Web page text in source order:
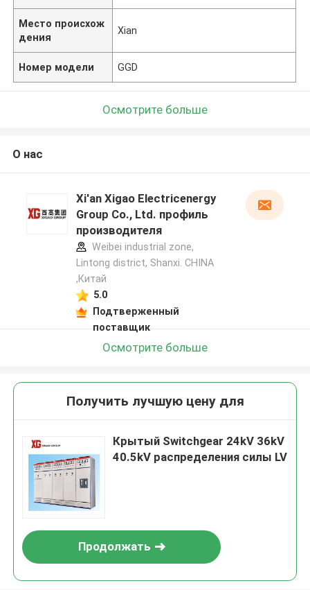
Место происхож
дения
Xian
Номер модели GGD
Осмотрите больше
О нас
Xi'an Xigao Electricenergy
Group Co., Ltd. профиль
производителя
Weibei industrial zone,
Lintong district, Shanxi. CHINA
,Китай
5.0
Подтверженный
поставщик
Осмотрите больше
Получить лучшую цену для
Крытый Switchgear 24kV 36kV
40.5kV распределения силы LV
Продолжать